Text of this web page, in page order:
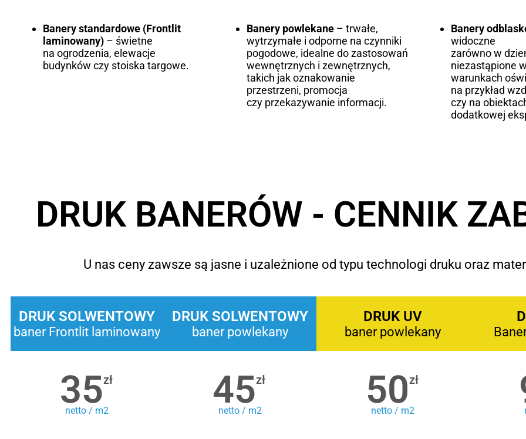
Banery standardowe (Frontlit
laminowany) – świetne
na ogrodzenia, elewacje
budynków czy stoiska targowe.
Banery powlekane – trwałe,
wytrzymałe i odporne na czynniki
pogodowe, idealne do zastosowań
wewnętrznych i zewnętrznych,
takich jak oznakowanie
przestrzeni, promocja
czy przekazywanie informacji.
Banery
widoczne
zarówno w
niezastąpione
warunkach
na przykład
czy na
dodatkowej
DRUK BANERÓW - CENNIK
U nas ceny zawsze są jasne i uzależnione od typu technologi druku oraz
DRUK SOLWENTOWY
baner Frontlit laminowany
35zł
netto / m2
DRUK SOLWENTOWY
baner powlekany
45zł
netto / m2
DRUK UV
baner powlekany
50zł
netto / m2